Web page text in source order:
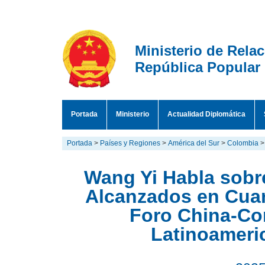
Ministerio de
República Popular
Portada Ministerio Actualidad Diplomática
Portada > Países y Regiones > América del Sur > Colombia
Wang Yi Habla
Alcanzados en
Foro China-